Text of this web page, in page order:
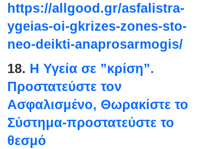
https://allgood.gr/asfalistra-
ygeias-oi-gkrizes-zones-sto-
neo-deikti-anaprosarmogis/
18. Η Υγεία σε ”κρίση”.
Προστατεύστε τον
Ασφαλισμένο, Θωρακίστε το
Σύστημα-προστατεύστε το
θεσμό